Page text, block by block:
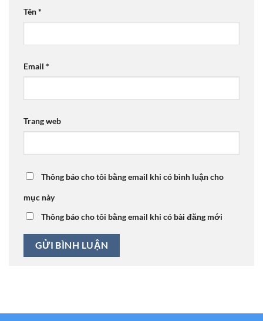
Tên*
Email *
Trang web
Thông báo cho tôi bằng email khi có bình luận cho
mục này
Thông báo cho tôi bằng email khi có bài đăng mới